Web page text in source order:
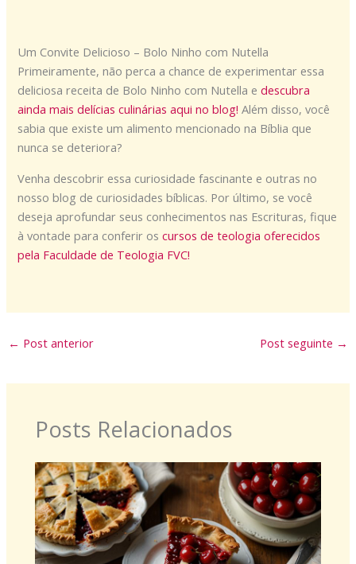
Um Convite Delicioso – Bolo Ninho com Nutella
Primeiramente, não perca a chance de experimentar essa
deliciosa receita de Bolo Ninho com Nutella edescubra
ainda mais delícias culinárias aqui no blog! Além disso, você
sabia que existe um alimento mencionado na Bíblia que
nunca se deteriora?
Venha descobrir essa curiosidade fascinante e outras no
nosso blog de curiosidades bíblicas. Por último, se você
deseja aprofundar seus conhecimentos nas Escrituras, fique
à vontade para conferir oscursos de teologia oferecidos
pela Faculdade de Teologia FVC!
← Post anterior Post seguinte →
Posts Relacionados